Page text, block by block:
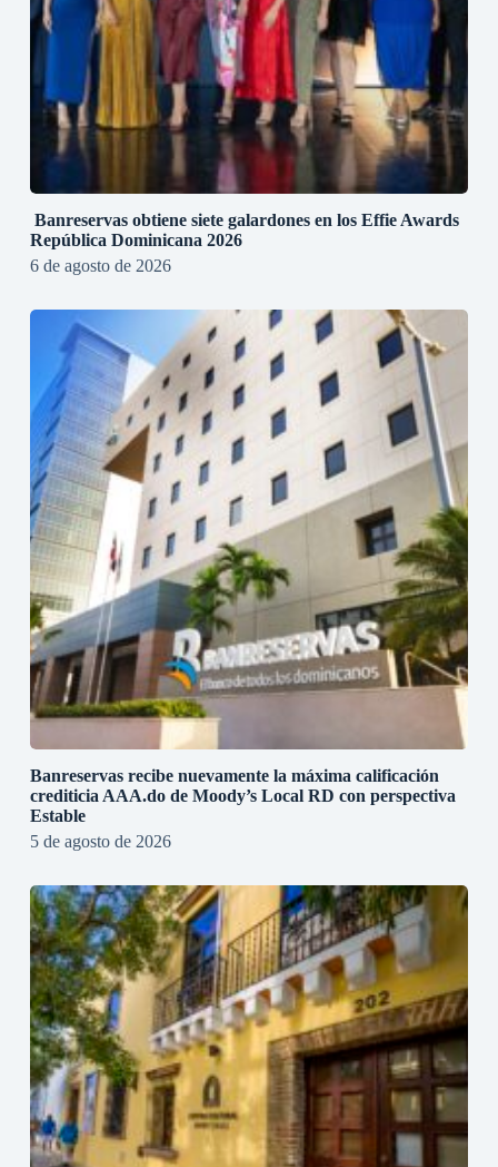
Banreservas obtiene siete galardones en los Effie Awards
República Dominicana 2026
6 de agosto de 2026
Banreservas recibe nuevamente la máxima calificación
crediticia AAA.do de Moody’s Local RD con perspectiva
Estable
5 de agosto de 2026